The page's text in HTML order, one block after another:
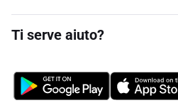
Ti serve aiuto?